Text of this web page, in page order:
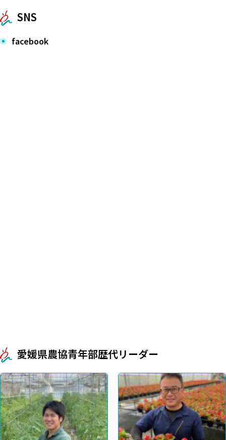
SNS
facebook
愛媛県農協青年部歴代リーダー